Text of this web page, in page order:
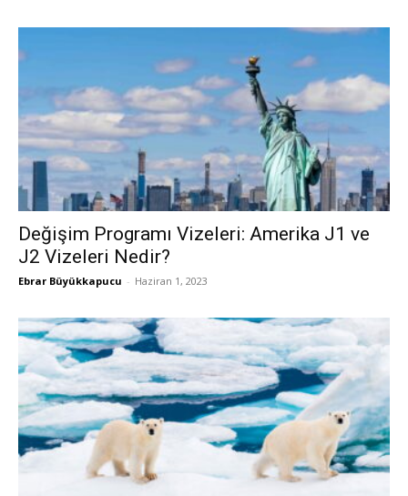
Değişim Programı Vizeleri: Amerika J1 ve
J2 Vizeleri Nedir?
Ebrar Büyükkapucu - Haziran 1, 2023